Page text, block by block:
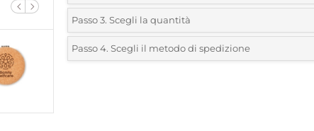
*Seleziona la posizione di stampa e il colore del vostro
1 Colore (Su un lato)
Passo 3. Scegli la quantità
*Quantità desiderata:
Passo 4. Scegli il metodo di spedizione